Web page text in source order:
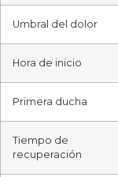
Umbral del dolor
Hora de inicio
Primera ducha
Tiempo de
recuperación